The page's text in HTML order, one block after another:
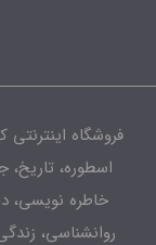
فروشگاه اینترنتی
اسطوره، تاریخ،
خاطره نویسی،
روانشناسی،